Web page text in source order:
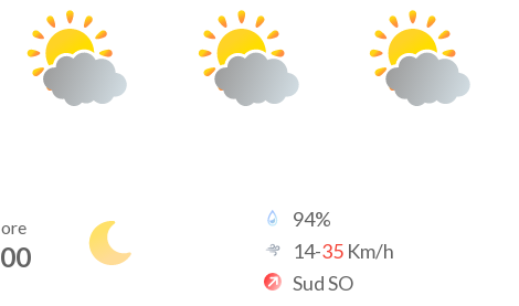
ore
00
94%
14-35 Km/h
Sud SO